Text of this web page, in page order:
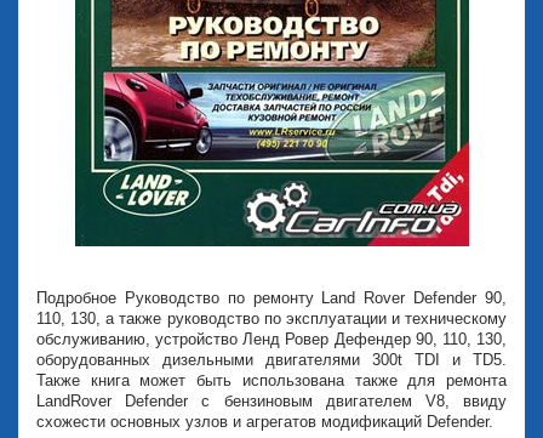
Подробное Руководство по ремонту Land Rover Defender 90,
110, 130, а также руководство по эксплуатации и техническому
обслуживанию, устройство Ленд Ровер Дефендер 90, 110, 130,
оборудованных дизельными двигателями 300t TDI и TD5.
Также книга может быть использована также для ремонта
LandRover Defender с бензиновым двигателем V8, ввиду
схожести основных узлов и агрегатов модификаций Defender.